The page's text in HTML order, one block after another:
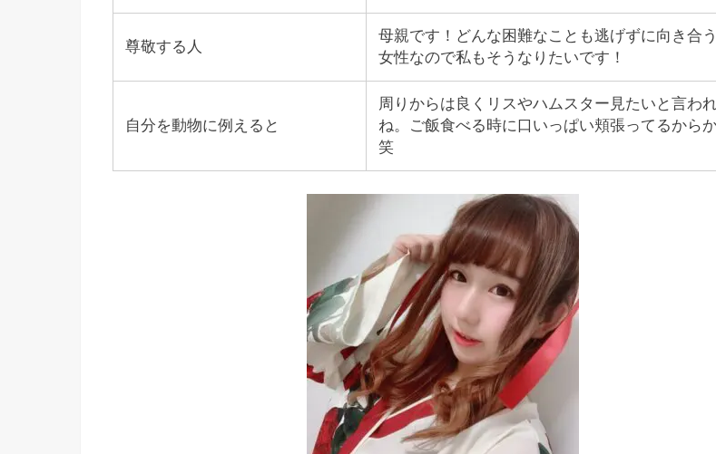
尊敬する人
母親です！どんな困難なことも逃げずに向き合
女性なので私もそうなりたいです！
自分を動物に例えると
周りからは良くリスやハムスター見たいと言わ
ね。ご飯食べる時に口いっぱい頬張ってるから
笑